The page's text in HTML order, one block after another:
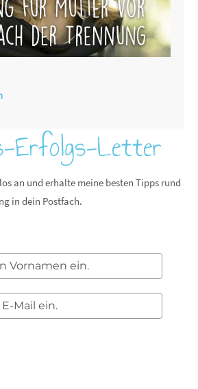
Erfolgs-Letter
an und erhalte meine besten Tipps rund
in dein Postfach.